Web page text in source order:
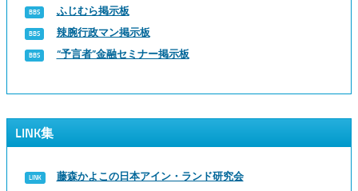
ふじむら掲示板
辣腕行政マン掲示板
“予言者”金融セミナー掲示板
LINK集
藤森かよこの日本アイン・ランド研究会